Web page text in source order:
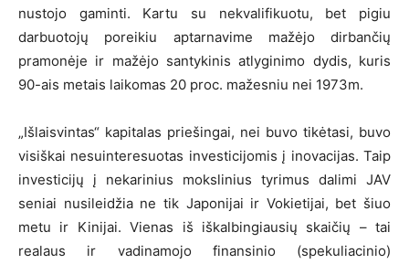
nustojo gaminti. Kartu su nekvalifikuotu, bet pigiu
darbuotojų poreikiu aptarnavime mažėjo dirbančių
pramonėje ir mažėjo santykinis atlyginimo dydis, kuris
90-ais metais laikomas 20 proc. mažesniu nei 1973m.
„Išlaisvintas“ kapitalas priešingai, nei buvo tikėtasi, buvo
visiškai nesuinteresuotas investicijomis į inovacijas. Taip
investicijų į nekarinius mokslinius tyrimus dalimi JAV
seniai nusileidžia ne tik Japonijai ir Vokietijai, bet šiuo
metu ir Kinijai. Vienas iš iškalbingiausių skaičių – tai
realaus ir vadinamojo finansinio (spekuliacinio)